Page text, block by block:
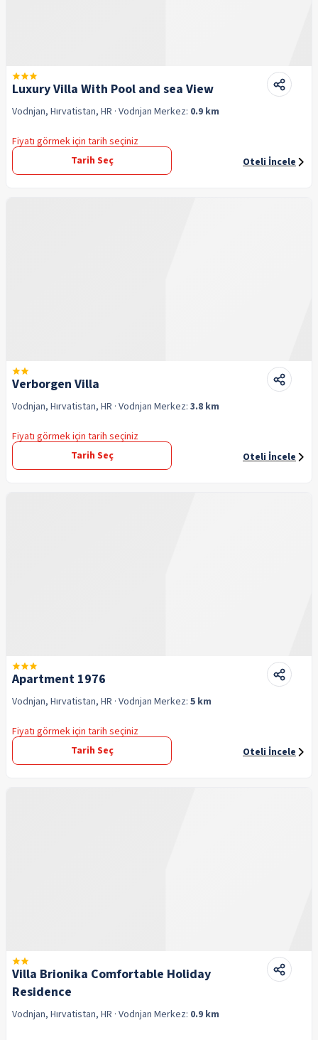
Luxury Villa With Pool and sea View
Vodnjan, Hırvatistan, HR · Vodnjan Merkez: 0.9 km
Fiyatı görmek için tarih seçiniz
Tarih Seç
Oteli İncele
Verborgen Villa
Vodnjan, Hırvatistan, HR · Vodnjan Merkez: 3.8 km
Fiyatı görmek için tarih seçiniz
Tarih Seç
Oteli İncele
Apartment 1976
Vodnjan, Hırvatistan, HR · Vodnjan Merkez: 5 km
Fiyatı görmek için tarih seçiniz
Tarih Seç
Oteli İncele
Villa Brionika Comfortable Holiday
Residence
Vodnjan, Hırvatistan, HR · Vodnjan Merkez: 0.9 km